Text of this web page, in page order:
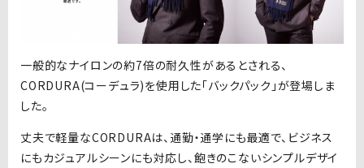
一般的なナイロンの約7倍の耐久性があるとされる、
CORDURA(コーデュラ)を使用した「バックパック」が登場しま
した。
丈夫で軽量なCORDURAは、通勤・通学にも最適で、ビジネス
にもカジュアルシーンにも対応し、飽きのこないシンプルデザイ